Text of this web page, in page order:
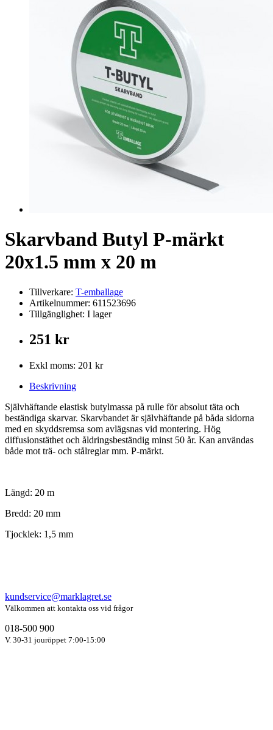
Skarvband Butyl P-märkt
20x1.5 mm x 20 m
Tillverkare: T-emballage
Artikelnummer: 611523696
Tillgänglighet: I lager
251 kr
Exkl moms: 201 kr
Beskrivning
Självhäftande elastisk butylmassa på rulle för absolut täta och
beständiga skarvar. Skarvbandet är självhäftande på båda sidorna
med en skyddsremsa som avlägsnas vid montering. Hög
diffusionstäthet och åldringsbeständig minst 50 år. Kan användas
både mot trä- och stålreglar mm. P-märkt.
Längd: 20 m
Bredd: 20 mm
Tjocklek: 1,5 mm
kundservice@marklagret.se
Välkommen att kontakta oss vid frågor
018-500 900
V. 30-31 jouröppet 7:00-15:00